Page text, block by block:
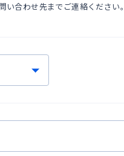
合わせ先までご連絡ください。